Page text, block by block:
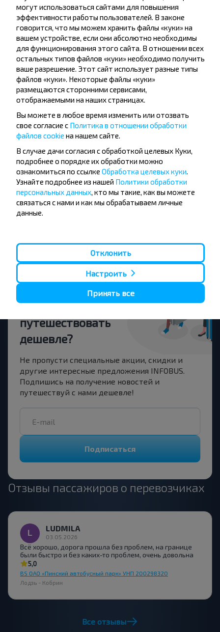
Пинск
Кобрин
Купить
Лучшие маршруты из Лодзь
Лодзь
Брест
Лодзь
Лодзь
Минск
Купить
Гродно
Хотите
путешествовать
дешевле?
Не пропусти специальные акции, скидки и
другие интересные предложения INFOBUS.
Подпишись на получение новостей и
путешествуй с нами дешевле!
Подписаться
Отзывы пассажиров о перевозчиках
LUDMILA
03.05.2026
Всё хорошо, дорога прошла без проблем, на границе
были быстро и без каких-то проблем, очень довольна
5,0
BS ОАО «Пинский автобусный парк» УНП 200298320
Лодзь - Кобрин
Все отзывы
могут использоваться сайтами для повышения
эффективности работы пользователей. В законе
говорится, что мы можем хранить файлы «куки» на
вашем устройстве, если они абсолютно необходимы
для функционирования этого сайта. В отношении всех
остальных типов файлов «куки» необходимо получить
ваше разрешение. Этот сайт использует разные типы
файлов «куки». Некоторые файлы «куки»
размещаются сторонними сервисами,
отображаемыми на наших страницах.
Вы можете в любое время изменить или отозвать
свое согласие с Политика в отношении обработки
файлов cookie на нашем сайте.
В случае дачи согласия с обработкой целевых Куки,
подробнее о порядке их обработки можно
ознакомиться по ссылке Обработка целевых куки
Узнайте подробнее из нашей Политики обработки
персональных данных , кто мы такие, как вы можете
связаться с нами и как мы обрабатываем личные
данные.
Отклонить
Настроить
Принять все